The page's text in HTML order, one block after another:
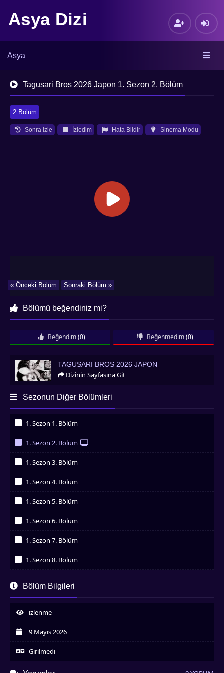
Asya Dizi
Asya
Tagusari Bros 2026 Japon 1. Sezon 2. Bölüm
2.Bölüm
Sonra izle İzledim Hata Bildir Sinema Modu
Sonraki Bölüm »
« Önceki Bölüm
Bölümü beğendiniz mi?
Beğendim (0) Beğenmedim (0)
Tagusari Bros 2026 Japon
TAGUSARI BROS 2026 JAPON
Dizinin Sayfasına Git
Sezonun Diğer Bölümleri
1. Sezon 1. Bölüm
1. Sezon 2. Bölüm
1. Sezon 3. Bölüm
1. Sezon 4. Bölüm
1. Sezon 5. Bölüm
1. Sezon 6. Bölüm
1. Sezon 7. Bölüm
1. Sezon 8. Bölüm
İzledim
İzledim
1. Sezon 10. Bölüm
Bölüm Bilgileri
izlenme
9 Mayıs 2026
Girilmedi